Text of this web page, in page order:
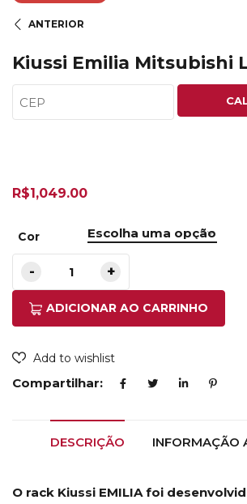
ANTERIOR
Kiussi Emilia Mitsubishi
R$1,049.00
Cor
ADICIONAR AO CARRINHO
Add to wishlist
Compartilhar:
DESCRIÇÃO INFORMAÇÃO
O rack Kiussi EMILIA foi